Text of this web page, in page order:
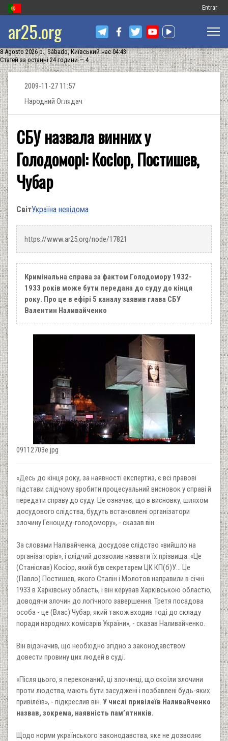
Меню
запису
Entrar
ar25.org
8 Agosto 2026 р., Sábado, Київський час 04:43
Статей за останні 24 години — 4
2009-11-27 11:57
Народний Оглядач
СБУ назвала винних у
Голодоморі: Косіор, Постишев,
Чубар
СвітУкраїна невідома
https://www.ar25.org/node/17821
Кримінальна справа за фактом Голодомору 1932-
1933 років може бути передана до суду до кінця
року. Про це в ефірі 5 каналу заявив глава СБУ
Валентин Наливайченко
09112703e.jpg
«Десь до кінця року, за наявності експертиз, є всі правові
підстави слідчому зробити процесуальний висновок у справі й
передати справу до суду. Це означає, що в висновку, шляхом
досудового слідства, будуть встановлені організатори
злочину Геноциду-голодомору», - сказав він.
За словами Налівайченка, досудове слідство «вийшло на
організаторів», і слідчий дозволив назвати їх прізвища. «Це
(Станіслав) Косіор, який був секретарем ЦК КП(б)У... Це
(Павло) Постишев, якого Сталін і Молотов направили в січні
1933 в Харківську область, і він керував Харківською областю,
доводячи злочин до логічного завершення. Третя посадова
особа - це (Влас) Чубар, який також входив тоді до складу
поради народних комісарів України», - сказав Наливайченко.
Він відзначив, що необхідно згідно з законодавством
довести провину цих людей в суді.
«Після цього, я переконаний, ці злочинці, що скоїли злочини
проти людства, мають бути засуджені і позбавлені будь-яких
привілеїв», - підкреслив він. У числі привілеїв Наливайченко
назвав, зокрема, наявність пам’ятників.
Щодо норми українського законодавства, яке не дозволяє